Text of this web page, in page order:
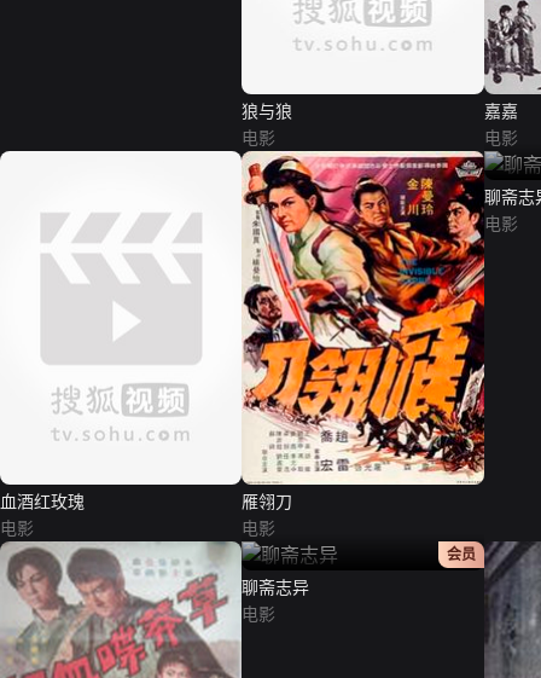
狼与狼
电影
嘉嘉
电影
血酒红玫瑰
电影
雁翎刀
电影
聊斋志
电影
正片
会员
聊斋志异
电影